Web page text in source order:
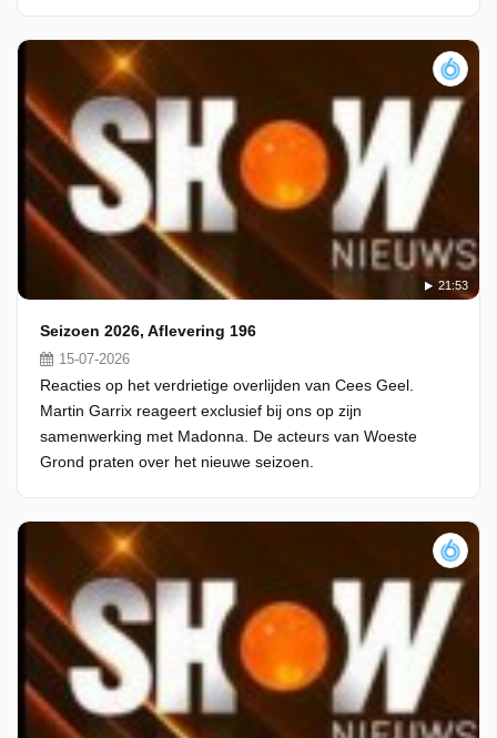
21:53
Seizoen 2026, Aflevering 196
15-07-2026
Reacties op het verdrietige overlijden van Cees Geel.
Martin Garrix reageert exclusief bij ons op zijn
samenwerking met Madonna. De acteurs van Woeste
Grond praten over het nieuwe seizoen.